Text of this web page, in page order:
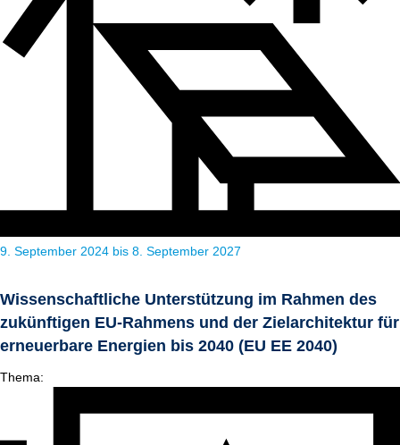
9. September 2024 bis 8. September 2027
Wissenschaftliche Unterstützung im Rahmen des
zukünftigen EU-Rahmens und der Zielarchitektur für
erneuerbare Energien bis 2040 (EU EE 2040)
Thema: